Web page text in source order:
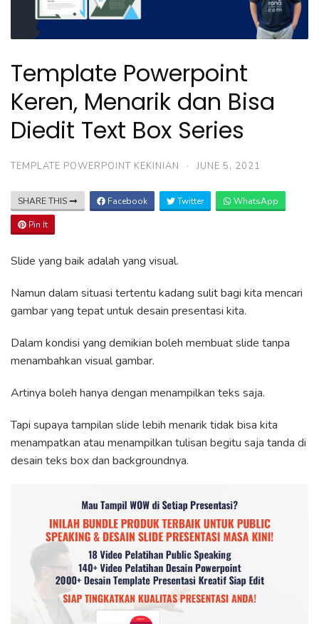
Template Powerpoint
Keren, Menarik dan Bisa
Diedit Text Box Series
TEMPLATE POWERPOINT KEKINIAN · JUNE 5, 2021
SHARE THIS Facebook Twitter WhatsApp
Pin It
Slide yang baik adalah yang visual.
Namun dalam situasi tertentu kadang sulit bagi kita mencari
gambar yang tepat untuk desain presentasi kita.
Dalam kondisi yang demikian boleh membuat slide tanpa
menambahkan visual gambar.
Artinya boleh hanya dengan menampilkan teks saja.
Tapi supaya tampilan slide lebih menarik tidak bisa kita
menampatkan atau menampilkan tulisan begitu saja tanda di
desain teks box dan backgroundnya.